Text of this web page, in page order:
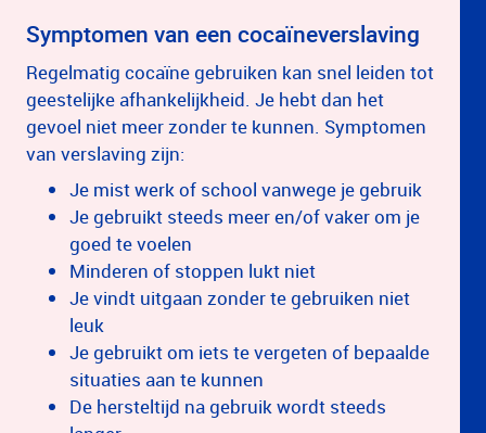
Symptomen van een cocaïneverslaving
Regelmatig cocaïne gebruiken kan snel leiden tot
geestelijke afhankelijkheid. Je hebt dan het
gevoel niet meer zonder te kunnen. Symptomen
van verslaving zijn:
Je mist werk of school vanwege je gebruik
Je gebruikt steeds meer en/of vaker om je
goed te voelen
Minderen of stoppen lukt niet
Je vindt uitgaan zonder te gebruiken niet
leuk
Je gebruikt om iets te vergeten of bepaalde
situaties aan te kunnen
De hersteltijd na gebruik wordt steeds